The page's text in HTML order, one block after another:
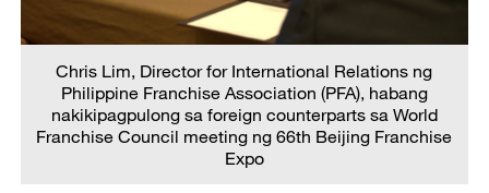
Chris Lim, Director for International Relations ng
Philippine Franchise Association (PFA), habang
nakikipagpulong sa foreign counterparts sa World
Franchise Council meeting ng 66th Beijing Franchise
Expo